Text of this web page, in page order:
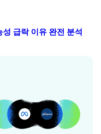
급락 이유 완전 분석